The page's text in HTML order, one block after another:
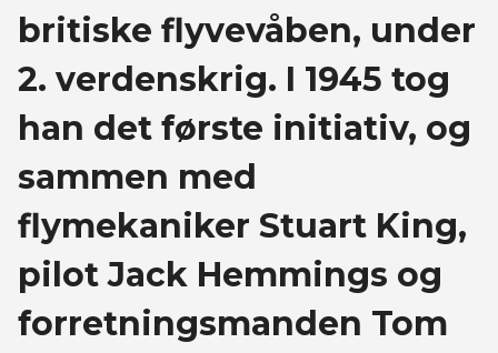
britiske flyvevåben, under
2. verdenskrig. I 1945 tog
han det første initiativ, og
sammen med
flymekaniker Stuart King,
pilot Jack Hemmings og
forretningsmanden Tom